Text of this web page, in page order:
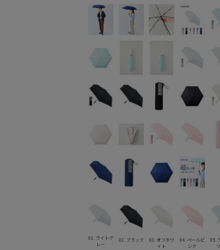
01. ライトグ
レー
02. ブラック
03. オフホワ
イト
04. ペールピ
ンク
05.